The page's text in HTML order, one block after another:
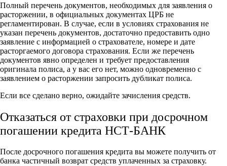
Полный перечень документов, необходимых для заявления о
расторжении, в официальных документах ЦРБ не
регламентирован. В случае, если в условиях страхования не
указан перечень документов, достаточно предоставить одно
заявление с информацией о страхователе, номере и дате
расторгаемого договора страхования. Если же перечень
документов явно определен и требует предоставления
оригинала полиса, а у вас его нет, можно одновременно с
заявлением о расторжении запросить дубликат полиса.
Если все сделано верно, ожидайте зачисления средств.
Отказаться от страховки при досрочном
погашении кредита НСТ-БАНК
После досрочного погашения кредита вы можете получить от
банка частичный возврат средств уплаченных за страховку.